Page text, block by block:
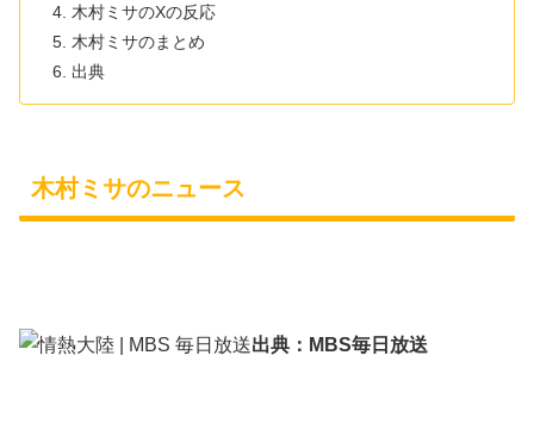
木村ミサのXの反応
木村ミサのまとめ
出典
木村ミサのニュース
出典：MBS毎日放送